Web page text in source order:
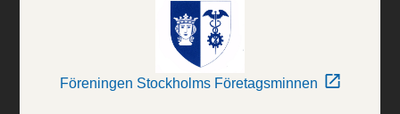
Föreningen Stockholms Företagsminnen